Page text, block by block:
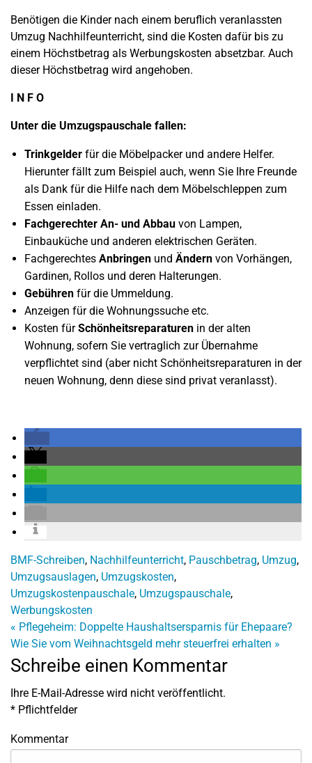
Benötigen die Kinder nach einem beruflich veranlassten
Umzug Nachhilfeunterricht, sind die Kosten dafür bis zu
einem Höchstbetrag als Werbungskosten absetzbar. Auch
dieser Höchstbetrag wird angehoben.
I N F O
Unter die Umzugspauschale fallen:
Trinkgelder für die Möbelpacker und andere Helfer.
Hierunter fällt zum Beispiel auch, wenn Sie Ihre Freunde
als Dank für die Hilfe nach dem Möbelschleppen zum
Essen einladen.
Fachgerechter An- und Abbau von Lampen,
Einbauküche und anderen elektrischen Geräten.
Fachgerechtes Anbringen und Ändern von Vorhängen,
Gardinen, Rollos und deren Halterungen.
Gebühren für die Ummeldung.
Anzeigen für die Wohnungssuche etc.
Kosten fürSchönheitsreparaturen in der alten
Wohnung, sofern Sie vertraglich zur Übernahme
verpflichtet sind (aber nicht Schönheitsreparaturen in der
neuen Wohnung, denn diese sind privat veranlasst).
BMF-Schreiben, Nachhilfeunterricht, Pauschbetrag, Umzug,
Umzugsauslagen, Umzugskosten,
Umzugskostenpauschale, Umzugspauschale,
Werbungskosten
« Pflegeheim: Doppelte Haushaltsersparnis für Ehepaare?
Wie Sie vom Weihnachtsgeld mehr steuerfrei erhalten »
Schreibe einen Kommentar
Ihre E-Mail-Adresse wird nicht veröffentlicht.
* Pflichtfelder
Kommentar